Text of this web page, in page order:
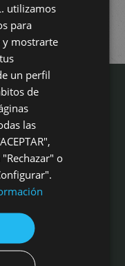
centenaria idílica para
con alta
en eventos, las
a sólo 20 kms de
SPANISH
utilizamos
para
y mostrarte
un perfil
de
las
o